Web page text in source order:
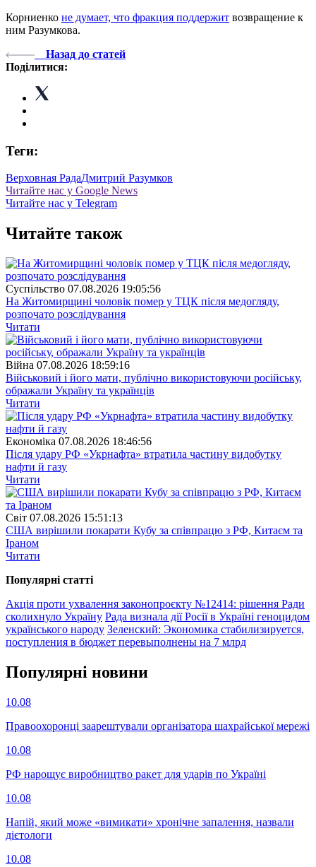
Корниенко не думает, что фракция поддержит возвращение к
ним Разумкова.
Назад до статей
Поділитися:
Теги:
Верховная РадаДмитрий Разумков
Читайте нас у Google News
Читайте нас у Telegram
Читайте також
Суспiльство 07.08.2026 19:05:56
На Житомирщині чоловік помер у ТЦК після медогляду,
розпочато розслідування
Читати
Війна 07.08.2026 18:59:16
Військовий і його мати, публічно використовуючи російську,
ображали Україну та українців
Читати
Економіка 07.08.2026 18:46:56
Після удару РФ «Укрнафта» втратила частину видобутку
нафти й газу
Читати
Свiт 07.08.2026 15:51:13
США вирішили покарати Кубу за співпрацю з РФ, Китаєм та
Іраном
Читати
Популярнi статтi
Акція проти ухвалення законопроєкту №12414: рішення Ради
сколихнуло Україну Рада визнала дії Росії в Україні геноцидом
українського народу Зеленский: Экономика стабилизируется,
поступления в бюджет перевыполнены на 7 млрд
Популярнi новини
10.08
Правоохоронці заарештували організатора шахрайської мережі
10.08
РФ нарощує виробництво ракет для ударів по Україні
10.08
Напій, який може «вимикати» хронічне запалення, назвали
дієтологи
10.08